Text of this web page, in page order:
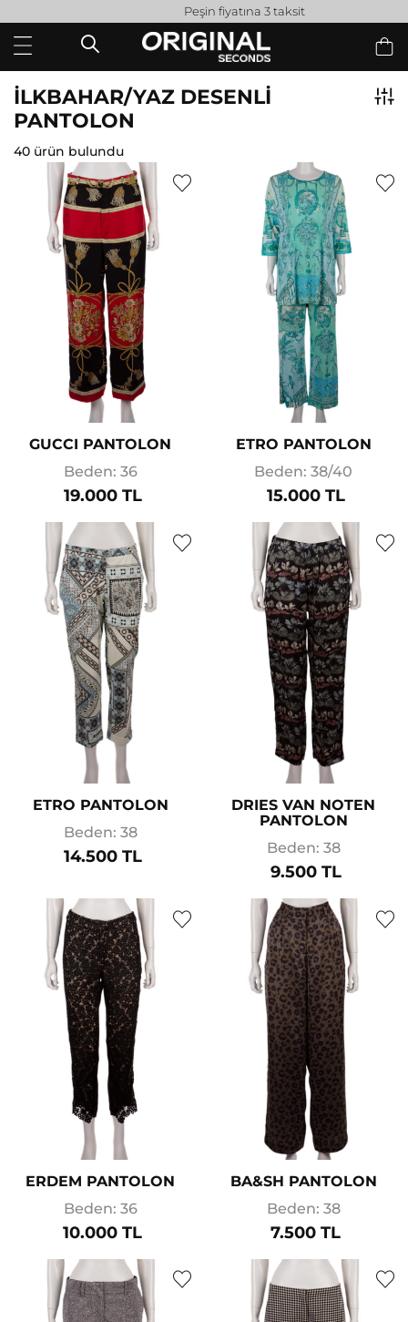
Peşin fiyatına 3 taksit
İLKBAHAR/YAZ DESENLİ
PANTOLON
40 ürün bulundu
GUCCI PANTOLON
Beden: 36
19.000 TL
ETRO PANTOLON
Beden: 38/40
15.000 TL
ETRO PANTOLON
Beden: 38
14.500 TL
DRIES VAN NOTEN
PANTOLON
Beden: 38
9.500 TL
ERDEM PANTOLON
Beden: 36
10.000 TL
BA&SH PANTOLON
Beden: 38
7.500 TL